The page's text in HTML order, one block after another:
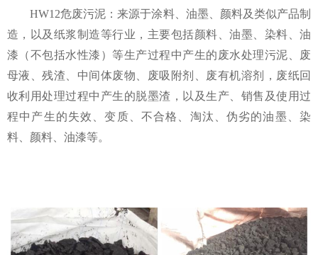
HW1 2危废污泥：来源于涂料、油墨、颜料及类似产品制
造，以及纸浆制造等行业，主要包括颜料、油墨、染料、油
漆（不包括水性漆）等生产过程中产生的废水处理污泥、废
母液、残渣、中间体废物、废吸附剂、废有机溶剂，废纸回
收利用处理过程中产生的脱墨渣，以及生产、销售及使用过
程中产生的失效、变质、不合格、淘汰、伪劣的油墨、染
料、颜料、油漆等。